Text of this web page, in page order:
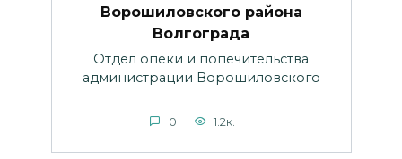
Ворошиловского района
Волгограда
Отдел опеки и попечительства
администрации Ворошиловского
0 1.2к.